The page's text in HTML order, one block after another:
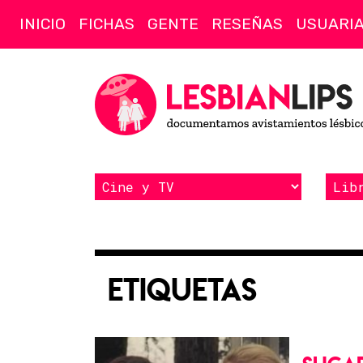
INICIO FICHAS GENTE RESEÑAS
Etiquetas